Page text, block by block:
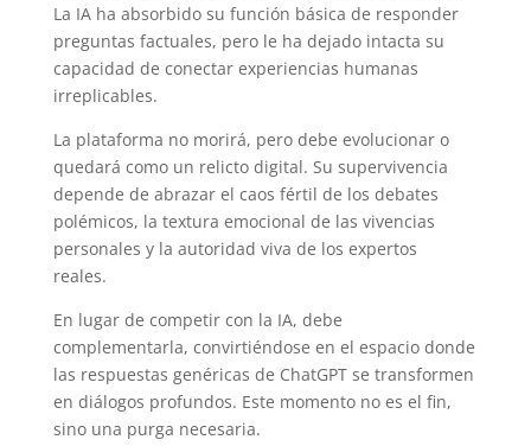
La IA ha absorbido su función básica de responder
preguntas factuales, pero le ha dejado intacta su
capacidad de conectar experiencias humanas
irreplicables.
La plataforma no morirá, pero debe evolucionar o
quedará como un relicto digital. Su supervivencia
depende de abrazar el caos fértil de los debates
polémicos, la textura emocional de las vivencias
personales y la autoridad viva de los expertos
reales.
En lugar de competir con la IA, debe
complementarla, convirtiéndose en el espacio donde
las respuestas genéricas de ChatGPT se transformen
en diálogos profundos. Este momento no es el fin,
sino una purga necesaria.